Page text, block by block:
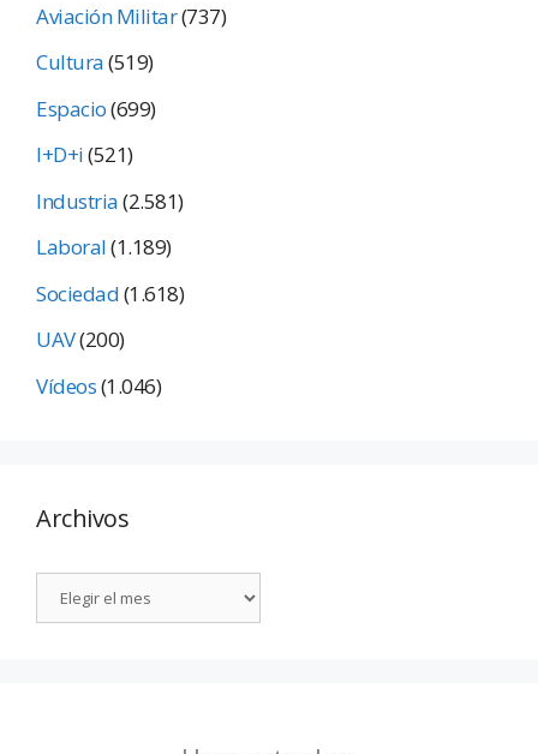
Aviación Militar(737)
Cultura(519)
Espacio(699)
I+D+i(521)
Industria(2.581)
Laboral(1.189)
Sociedad(1.618)
UAV(200)
Vídeos(1.046)
Archivos